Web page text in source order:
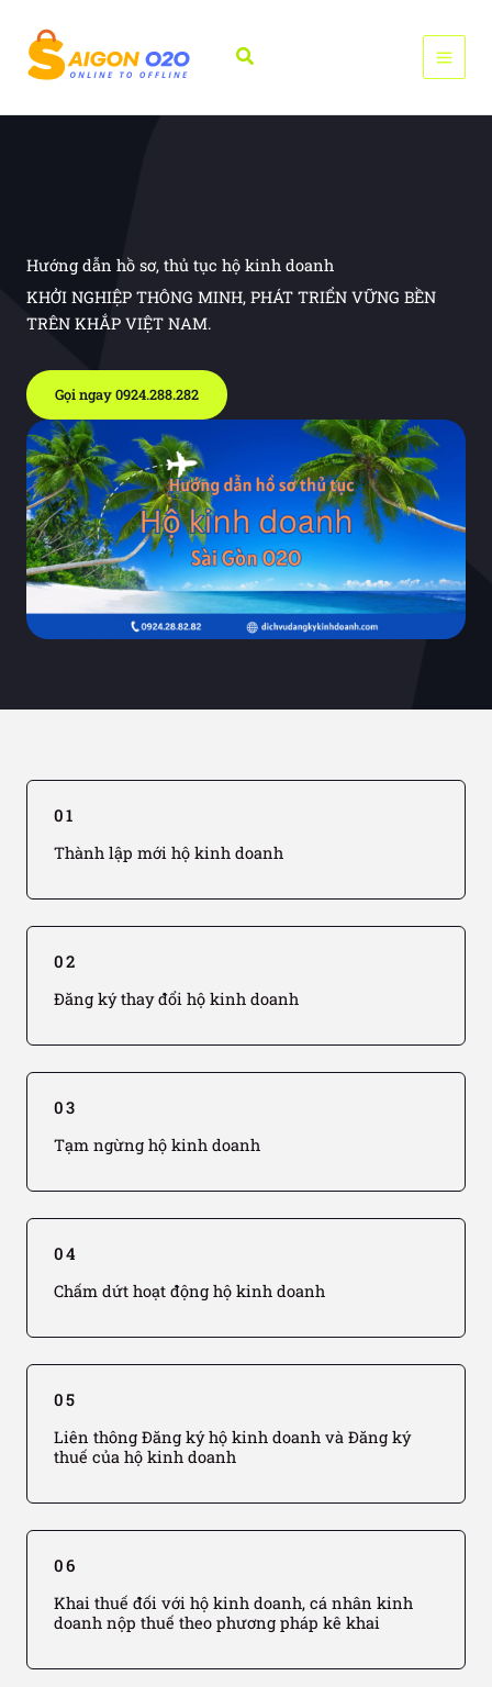
Tìm
Hướng dẫn hồ sơ, thủ tục hộ kinh doanh
KHỞI NGHIỆP THÔNG MINH, PHÁT TRIỂN VỮNG BỀN
TRÊN KHẮP VIỆT NAM.
Gọi ngay 0924.288.282
01
Thành lập mới hộ kinh doanh
02
Đăng ký thay đổi hộ kinh doanh
03
Tạm ngừng hộ kinh doanh
04
Chấm dứt hoạt động hộ kinh doanh
05
Liên thông Đăng ký hộ kinh doanh và Đăng ký
thuế của hộ kinh doanh
06
Khai thuế đối với hộ kinh doanh, cá nhân kinh
doanh nộp thuế theo phương pháp kê khai